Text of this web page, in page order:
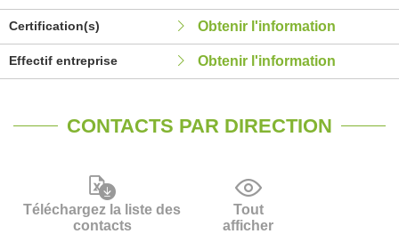
Certification(s) Obtenir l'information
Effectif entreprise Obtenir l'information
CONTACTS PAR DIRECTION
Téléchargez la liste des
contacts
Tout
afficher